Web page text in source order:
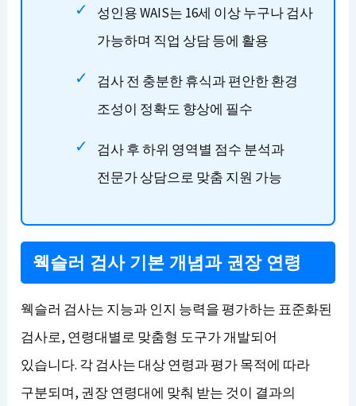
성인용 WAIS는 16세 이상 누구나 검사
가능하며 직업 상담 등에 활용
검사 전 충분한 휴식과 편안한 환경
조성이 정확도 향상에 필수
검사 후 하위 영역별 점수 분석과
전문가 상담으로 맞춤 지원 가능
웩슬러 검사 기본 개념과 권장 연령
웩슬러 검사는 지능과 인지 능력을 평가하는 표준화된
검사로, 연령대별로 맞춤형 도구가 개발되어
있습니다. 각 검사는 대상 연령과 평가 목적에 따라
구분되며, 권장 연령대에 맞춰 받는 것이 결과의